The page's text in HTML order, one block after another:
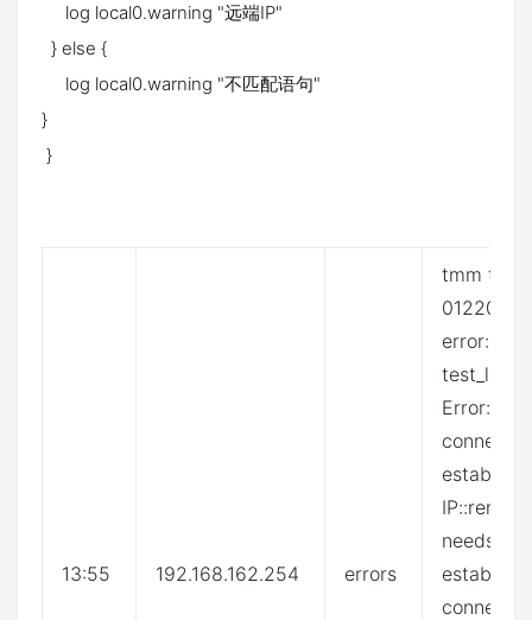
log local0.warning "远端IP"
} else {
log local0.warning "不匹配语句"
}
}
13:55 192.168.162.254 errors
tmm
error: Rule
Error: No
needs an